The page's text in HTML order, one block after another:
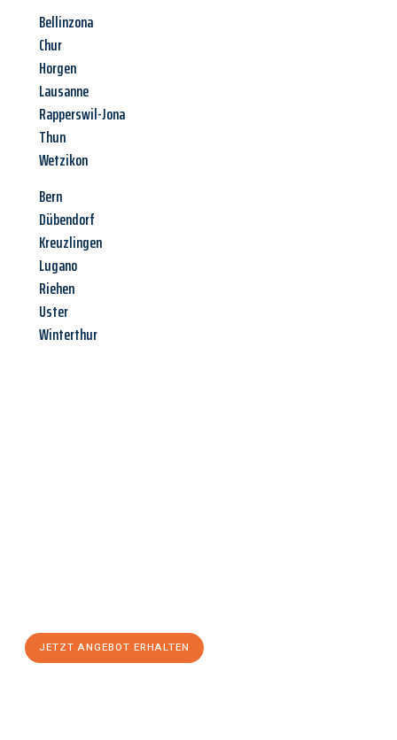
Bellinzona
Chur
Horgen
Lausanne
Rapperswil-Jona
Thun
Wetzikon
Bern
Dübendorf
Kreuzlingen
Lugano
Riehen
Uster
Winterthur
JETZT ANGEBOT ERHALTEN